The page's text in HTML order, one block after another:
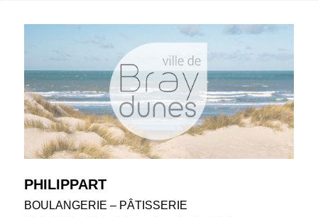
PHILIPPART
BOULANGERIE – PÂTISSERIE